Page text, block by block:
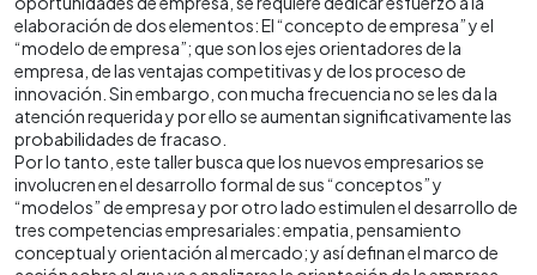
elaboración de dos elementos: El “concepto de empresa” y el
“modelo de empresa”; que son los ejes orientadores de la
empresa, de las ventajas competitivas y de los proceso de
innovación. Sin embargo, con mucha frecuencia no se les da la
atención requerida y por ello se aumentan significativamente las
probabilidades de fracaso.
Por lo tanto, este taller busca que los nuevos empresarios se
involucren en el desarrollo formal de sus “conceptos” y
“modelos” de empresa y por otro lado estimulen el desarrollo de
tres competencias empresariales: empatia, pensamiento
conceptual y orientación al mercado; y así definan el marco de